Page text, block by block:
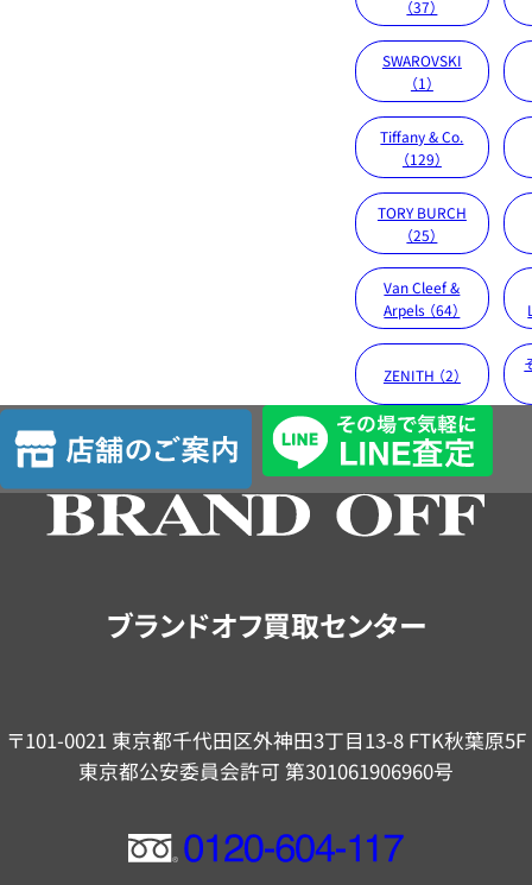
（37）
SWAROVSKI
（1）
Tiffany & Co.
（129）
TORY BURCH
（25）
Van Cleef &
Arpels （64）
ZENITH （2）
店
舗
の
ブランドオフ買取センター
〒101-0021 東京都千代田区外神田3丁目13-8 FTK秋葉原5F
東京都公安委員会許可 第301061906960号
フ